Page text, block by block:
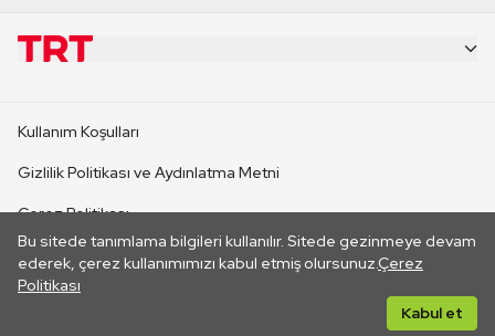
Bu sitede tanımlama bilgileri kullanılır. Sitede gezinmeye devam
ederek, çerez kullanımımızı kabul etmiş olursunuz.Çerez
Politikası
Kabul et
CANLI YAYINLAR
Kullanım Koşulları
Gizlilik Politikası ve Aydınlatma Metni
Çerez Politikası
İletişim
Her hakkı saklıdır. ©2026 TRT. Bağlantı yoluyla gidilen dış